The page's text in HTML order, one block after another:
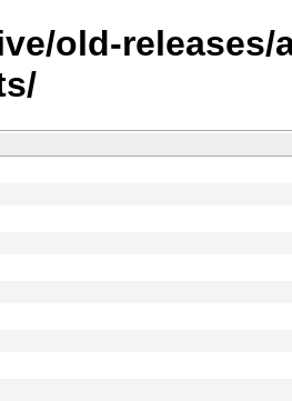
old-releases/